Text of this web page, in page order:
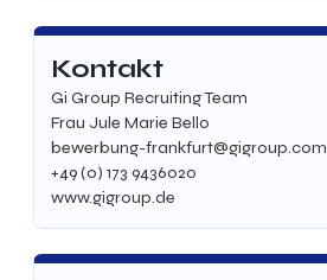
Kontakt
Gi Group Recruiting Team
Frau Jule Marie Bello
bewerbung-frankfurt@gigroup.com
+49 (0) 173 9436020
www.gigroup.de